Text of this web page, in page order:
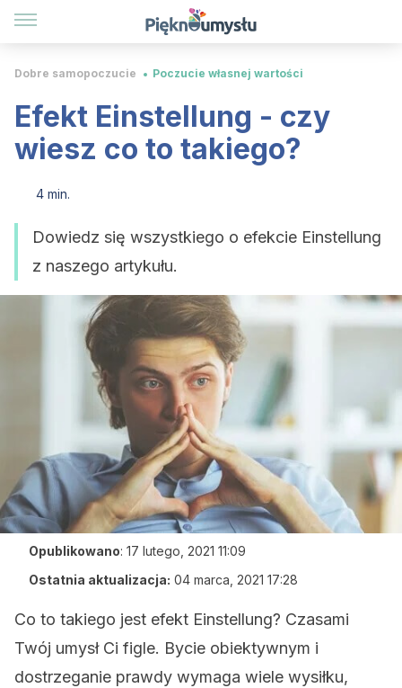
Dobre samopoczucie Poczucie własnej wartości
Efekt Einstellung - czy
wiesz co to takiego?
4 min.
Dowiedz się wszystkiego o efekcie Einstellung
z naszego artykułu.
Opublikowano: 17 lutego, 2021 11:09
Ostatnia aktualizacja: 04 marca, 2021 17:28
Co to takiego jest efekt Einstellung? Czasami
Twój umysł Ci figle. Bycie obiektywnym i
dostrzeganie prawdy wymaga wiele wysiłku,